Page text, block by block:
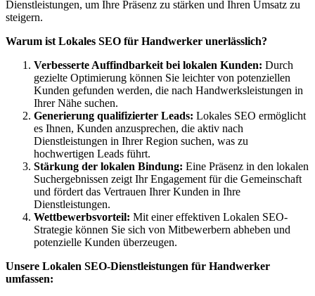
Dienstleistungen, um Ihre Präsenz zu stärken und Ihren Umsatz zu
steigern.
Warum ist Lokales SEO für Handwerker unerlässlich?
Verbesserte Auffindbarkeit bei lokalen Kunden: Durch
gezielte Optimierung können Sie leichter von potenziellen
Kunden gefunden werden, die nach Handwerksleistungen in
Ihrer Nähe suchen.
Generierung qualifizierter Leads: Lokales SEO ermöglicht
es Ihnen, Kunden anzusprechen, die aktiv nach
Dienstleistungen in Ihrer Region suchen, was zu
hochwertigen Leads führt.
Stärkung der lokalen Bindung: Eine Präsenz in den lokalen
Suchergebnissen zeigt Ihr Engagement für die Gemeinschaft
und fördert das Vertrauen Ihrer Kunden in Ihre
Dienstleistungen.
Wettbewerbsvorteil: Mit einer effektiven Lokalen SEO-
Strategie können Sie sich von Mitbewerbern abheben und
potenzielle Kunden überzeugen.
Unsere Lokalen SEO-Dienstleistungen für Handwerker
umfassen: